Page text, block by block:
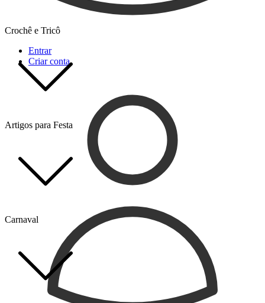
Crochê e Tricô
Artigos para Festa
Carnaval
Entrar
Criar conta